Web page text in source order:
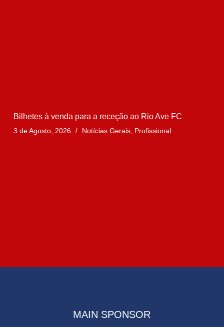
Bilhetes à venda para a receção ao Rio Ave FC
3 de Agosto, 2026 Notícias Gerais, Profissional
MAIN SPONSOR